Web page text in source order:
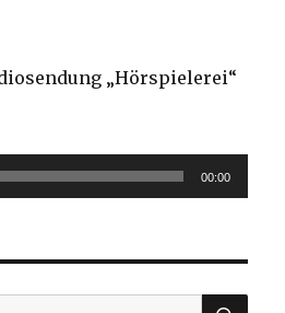
„Hörspielerei“
00:00